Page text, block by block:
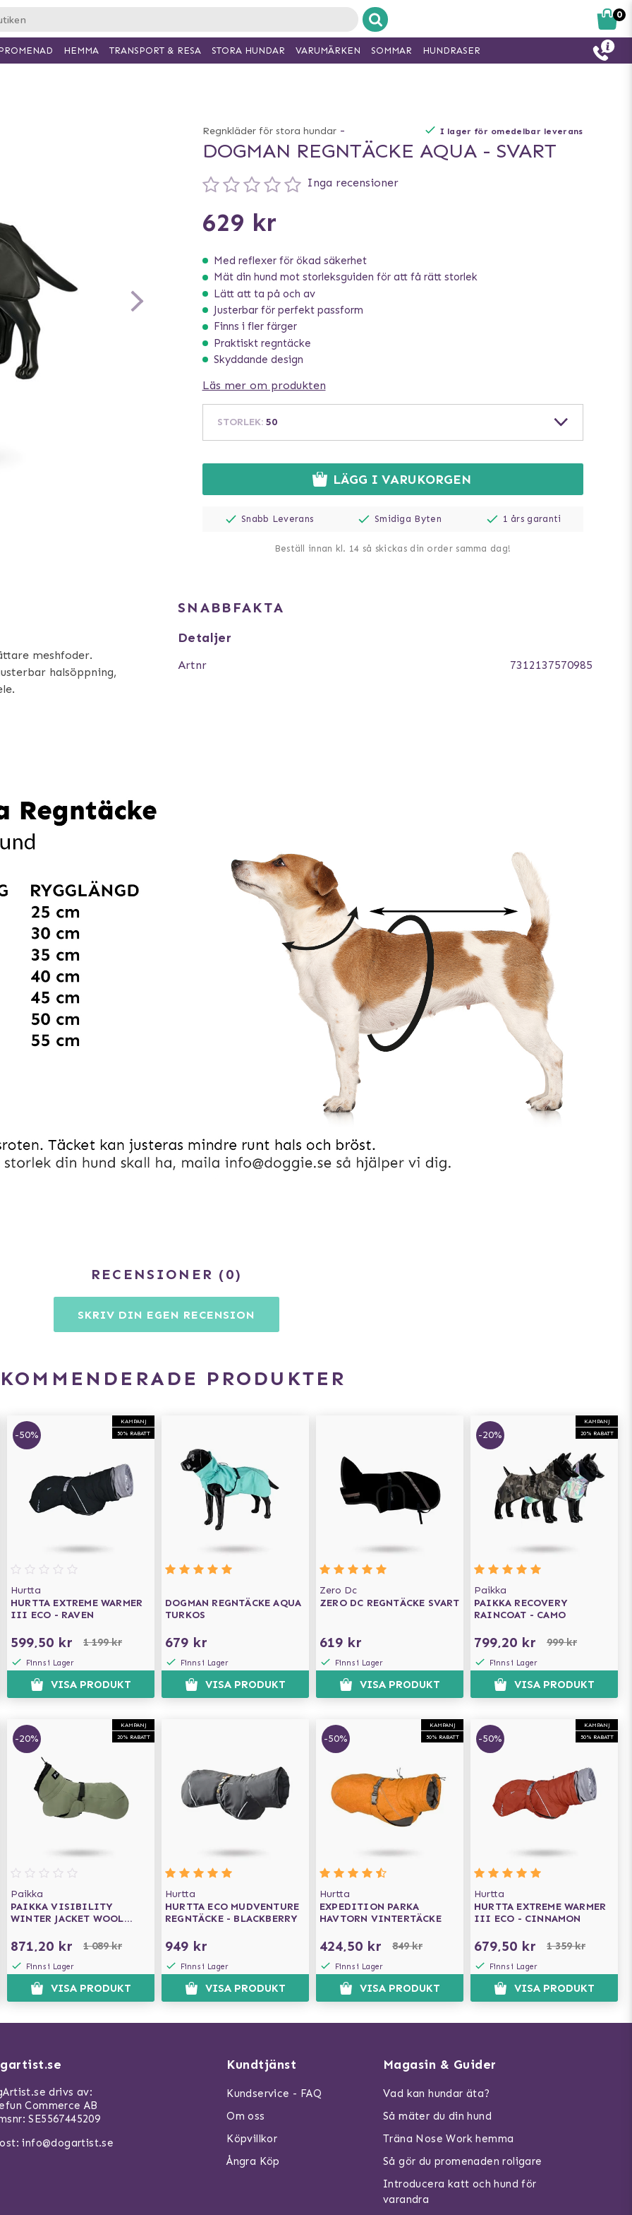
Regnkläder för stora hundar - I lager för omedelbar leverans
DOGMAN REGNTÄCKE AQUA - SVART
Inga recensioner
629 kr
Med reflexer för ökad säkerhet
Mät din hund mot storleksguiden för att få rätt storlek
Lätt att ta på och av
Justerbar för perfekt passform
Finns i fler färger
Praktiskt regntäcke
Skyddande design
Läs mer om produkten
STORLEK: 50
LÄGG I VARUKORGEN
Snabb Leverans Smidiga Byten 1 års garanti
Beställ innan kl. 14 så skickas din order samma dag!
meshfoder.
halsöppning,
SNABBFAKTA
Detaljer
Artnr 7312137570985
RECENSIONER 0
SKRIV DIN EGEN RECENSION
PRODUKTER
KAMPANJ
50% RABATT
-50%
Hurtta
HURTTA EXTREME WARMER
III ECO - RAVEN
599,50 kr 1 199 kr
Finns i Lager
VISA PRODUKT
DOGMAN REGNTÄCKE AQUA
TURKOS
679 kr
Finns i Lager
VISA PRODUKT
Zero Dc
ZERO DC REGNTÄCKE SVART
619 kr
Finns i Lager
VISA PRODUKT
KAMPANJ
20% RABATT
-20%
Paikka
PAIKKA RECOVERY
RAINCOAT - CAMO
799,20 kr 999 kr
Finns i Lager
VISA PRODUKT
KAMPANJ
20% RABATT
-20%
Paikka
PAIKKA VISIBILITY
WINTER JACKET WOOL
871,20 kr 1 089 kr
Finns i Lager
VISA PRODUKT
Hurtta
HURTTA ECO MUDVENTURE
REGNTÄCKE - BLACKBERRY
949 kr
Finns i Lager
VISA PRODUKT
KAMPANJ
50% RABATT
-50%
Hurtta
EXPEDITION PARKA
HAVTORN VINTERTÄCKE
424,50 kr 849 kr
Finns i Lager
VISA PRODUKT
KAMPANJ
50% RABATT
-50%
Hurtta
HURTTA EXTREME WARMER
III ECO - CINNAMON
679,50 kr 1 359 kr
Finns i Lager
VISA PRODUKT
0
HEMMA TRANSPORT & RESA STORA HUNDAR VARUMÄRKEN SOMMAR HUNDRASER
drivs av:
Commerce AB
SE5567445209
info@dogartist.se
Kundtjänst
Kundservice - FAQ
Om oss
Köpvillkor
Ångra Köp
Magasin & Guider
Vad kan hundar äta?
Så mäter du din hund
Träna Nose Work hemma
Så gör du promenaden roligare
Introducera katt och hund för
varandra